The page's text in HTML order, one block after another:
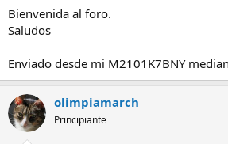
Bienvenida al foro.
Saludos
Enviado desde mi M2101K7BNY
olimpiamarch
Principiante